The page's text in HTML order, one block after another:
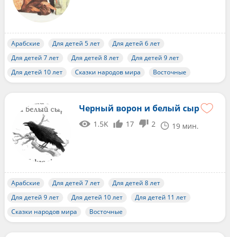
Арабские Для детей 5 лет
Для детей 6 лет
Для детей 7 лет
Для детей 8 лет
Для детей 9 лет
Для детей 10 лет
Сказки народов мира Восточные
Черный ворон и белый сыр
1.5K 17 2 19 мин.
Арабские Для детей 7 лет
Для детей 8 лет
Для детей 9 лет
Для детей 10 лет
Для детей 11 лет
Сказки народов мира
Восточные